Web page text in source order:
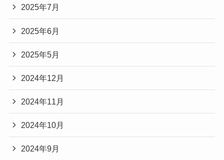
2025年7月
2025年6月
2025年5月
2024年12月
2024年11月
2024年10月
2024年9月